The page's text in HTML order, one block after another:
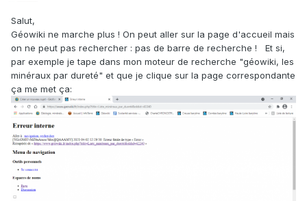
Salut,
Géowiki ne marche plus ! On peut aller sur la page d'accueil mais
on ne peut pas rechercher : pas de barre de recherche ! Et si,
par exemple je tape dans mon moteur de recherche "géowiki, les
minéraux par dureté" et que je clique sur la page correspondante
ça me met ça: